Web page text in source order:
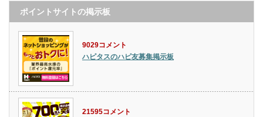
ポイントサイトの掲示板
9029コメント
ハピタスのハピ友募集掲示板
21595コメント